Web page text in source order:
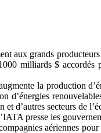
aux grands
milliards $ accordés
la production
d’énergies
d’autres secteurs de
presse les
aériennes